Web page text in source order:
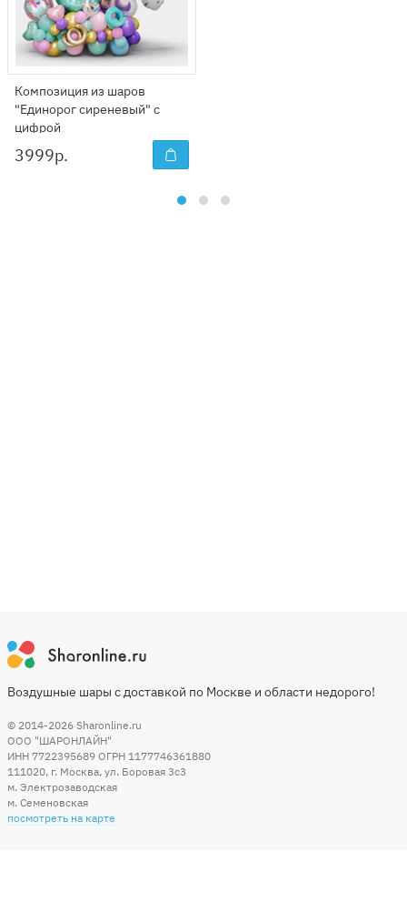
Композиция из шаров
"Единорог сиреневый" с
цифрой
3999р.
Воздушные шары с доставкой по Москве и области недорого!
© 2014-2026 Sharonline.ru
ООО "ШАРОНЛАЙН"
ИНН 7722395689 ОГРН 1177746361880
111020, г. Москва, ул. Боровая 3c3
м. Электрозаводская
м. Семеновская
посмотреть на карте